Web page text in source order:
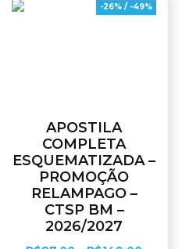
-26% / -49%
APOSTILA
COMPLETA
ESQUEMATIZADA –
PROMOÇÃO
RELAMPAGO –
CTSP BM –
2026/2027